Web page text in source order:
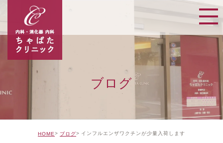
ブログ
HOME ブログ インフルエンザワクチンが少量入荷します